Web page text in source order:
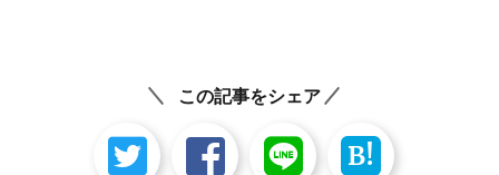
この記事をシェア
B!